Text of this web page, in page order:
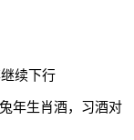
房贷利率继续下行
年生肖酒，习酒对